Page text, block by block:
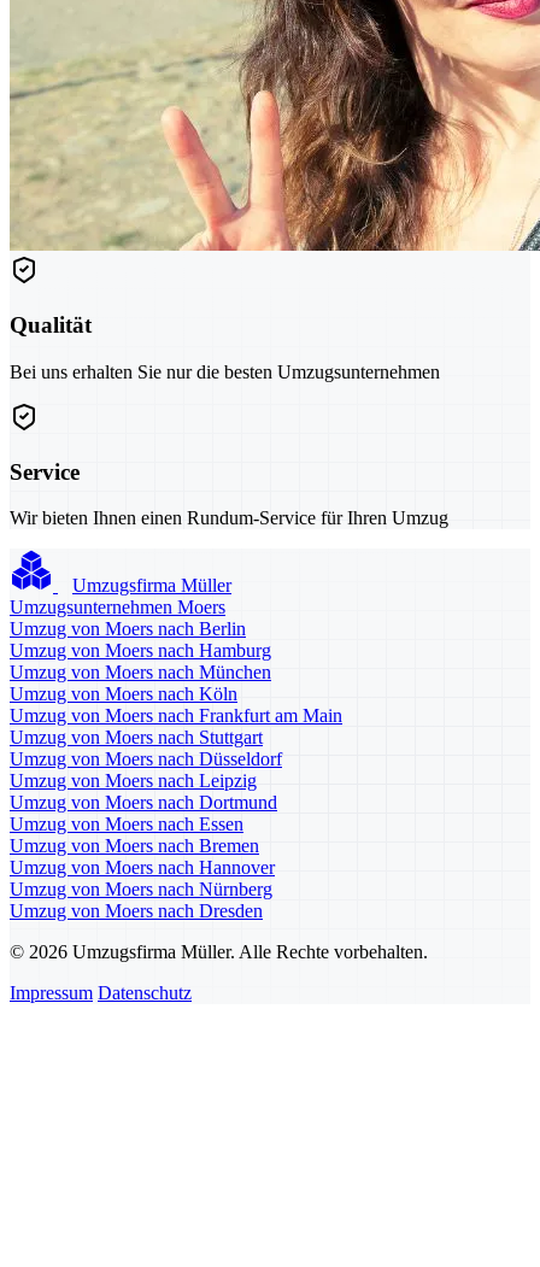
Qualität
Bei uns erhalten Sie nur die besten Umzugsunternehmen
Service
Wir bieten Ihnen einen Rundum-Service für Ihren Umzug
Umzugsfirma Müller
Umzugsunternehmen Moers
Umzug von Moers nach Berlin
Umzug von Moers nach Hamburg
Umzug von Moers nach München
Umzug von Moers nach Köln
Umzug von Moers nach Frankfurt am Main
Umzug von Moers nach Stuttgart
Umzug von Moers nach Düsseldorf
Umzug von Moers nach Leipzig
Umzug von Moers nach Dortmund
Umzug von Moers nach Essen
Umzug von Moers nach Bremen
Umzug von Moers nach Hannover
Umzug von Moers nach Nürnberg
Umzug von Moers nach Dresden
© 2026 Umzugsfirma Müller. Alle Rechte vorbehalten.
Impressum Datenschutz